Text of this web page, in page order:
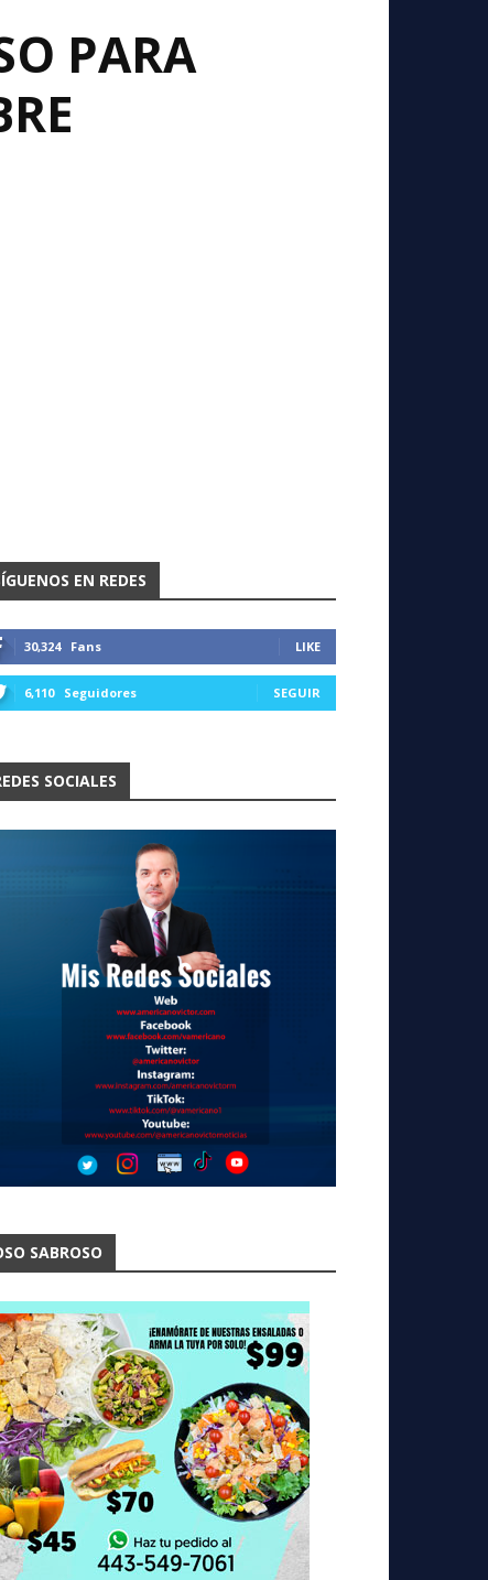
PARA
EN REDES
30,324 Fans LIKE
6,110 Seguidores SEGUIR
SOCIALES
SABROSO